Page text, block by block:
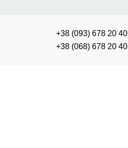
+38 (093) 678 20 40
+38 (068) 678 20 40